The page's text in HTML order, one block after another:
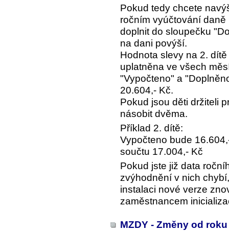
Pokud tedy chcete
ročním vyúčtování
doplnit do sloupečku
na dani povýší.
Hodnota slevy na 2.
uplatněna ve všech
"Vypočteno" a
20.604,- Kč.
Pokud jsou děti držiteli
násobit dvěma.
Příklad 2. dítě:
Vypočteno bude
součtu 17.004,- Kč
Pokud jste již data
zvýhodnění v nich
instalaci nové verze
zaměstnancem
MZDY - Změny od